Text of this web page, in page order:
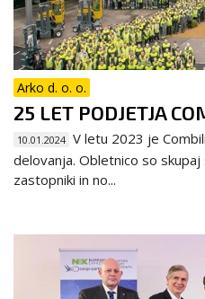
Arko d. o. o.
25 LET PODJETJA
10.01.2024 V letu 2023 je
delovanja. Obletnico so
zastopniki in no...